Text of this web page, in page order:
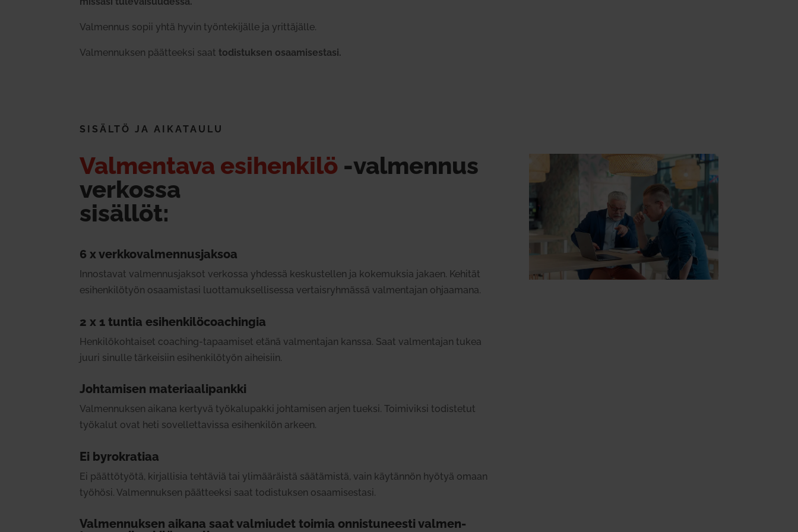
Val­mennus sopii yhtä hyvin työn­te­ki­jälle ja yrit­tä­jälle.
Val­men­nuksen päät­teeksi saattodis­tuksen osaa­mi­sestasi.
SISÄLTÖ JA AIKA­TAULU
Val­mentava esi­henkilö ‑val­mennus
ver­kossa
sisällöt:
6 x verk­ko­val­men­nus­jaksoa
Innos­tavat val­men­nus­jaksot ver­kossa yhdessä kes­kus­tellen ja koke­muksia jakaen. Kehität
esi­hen­ki­lötyön osaa­mistasi luot­ta­muk­sel­li­sessa ver­tais­ryh­mässä val­men­tajan ohjaamana.
2 x 1 tuntia esi­hen­ki­löcoac­hingia
Hen­ki­lö­koh­taiset coaching-tapaa­miset etänä val­men­tajan kanssa. Saat val­men­tajan tukea
juuri sinulle tär­keisiin esi­hen­ki­lötyön aiheisiin.
Joh­ta­misen mate­ri­aa­li­pankki
Val­men­nuksen aikana kertyvä työ­ka­lu­pakki joh­ta­misen arjen tueksi. Toi­mi­viksi todis­tetut
työ­kalut ovat heti sovel­let­ta­vissa esi­hen­kilön arkeen.
Ei byro­kratiaa
Ei päät­tö­työtä, kir­jal­lisia teh­täviä tai yli­mää­räistä sää­tä­mistä, vain käy­tännön hyötyä omaan
työhösi. Val­men­nuksen päät­teeksi saat todis­tuksen osaa­mi­sestasi.
Val­men­nuksen aikana saat val­miudet toimia onnis­tu­neesti val­men­